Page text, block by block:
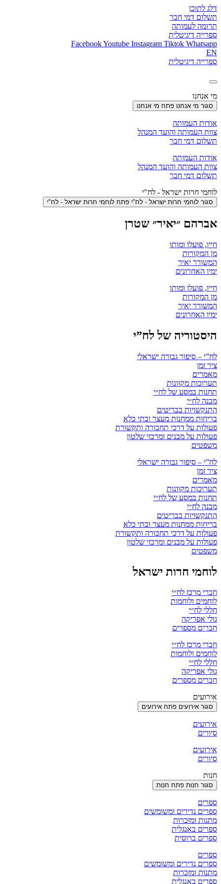
דלג לתוכן
תשלום דמי חבר
תרומה לעמותה
ספרייה דיגיטלית
FacebookYoutube Instagram Tiktok Whatsapp
EN
ספרייה דיגיטלית
מי אנחנו
סגור מי אנחנו פתח מי אנחנו
אודות העמותה
צוות העמותה והועד המנהל
תשלום דמי חבר
אודות העמותה
צוות העמותה והועד המנהל
תשלום דמי חבר
לוחמי חרות ישראל - לח"י
סגור לוחמי חרות ישראל - לח"י פתח לוחמי חרות ישראל - לח"י
אברהם ״יאיר״ שטרן
חייו, פועלו ומותו
מן המקורות
המשורר יאיר
ימיו האחרונים
חייו, פועלו ומותו
מן המקורות
המשורר יאיר
ימיו האחרונים
היסטוריה של לח”י
לח”י – סיפור גבורה ישראלי
ציר זמן
מאמרים
תערוכות מקוונות
תחנות במסע של לח״י
מבנה לח״י
התנקשויות בבריטים
בריחות ממחנות מעצר ובתי כלא
פעולות על דרכי תחבורה ותקשורת
פעולות על מבנים ומרכזי שלטון
משפטים
לח”י – סיפור גבורה ישראלי
ציר זמן
מאמרים
תערוכות מקוונות
תחנות במסע של לח״י
מבנה לח״י
התנקשויות בבריטים
בריחות ממחנות מעצר ובתי כלא
פעולות על דרכי תחבורה ותקשורת
פעולות על מבנים ומרכזי שלטון
משפטים
לוחמי חרות ישראל
חברי מרכז לח״י
לוחמים ולוחמות
חללי לח״י
גולי אפריקה
חברים מספרים
חברי מרכז לח״י
לוחמים ולוחמות
חללי לח״י
גולי אפריקה
חברים מספרים
אירועים
סגור אירועים פתח אירועים
אירועים
סיורים
אירועים
סיורים
חנות
סגור חנות פתח חנות
ספרים
ספרים נדירים ומשומשים
מתנות ומזכרות
ספרים באנגלית
ספרים ברוסית
ספרים
ספרים נדירים ומשומשים
מתנות ומזכרות
ספרים באנגלית